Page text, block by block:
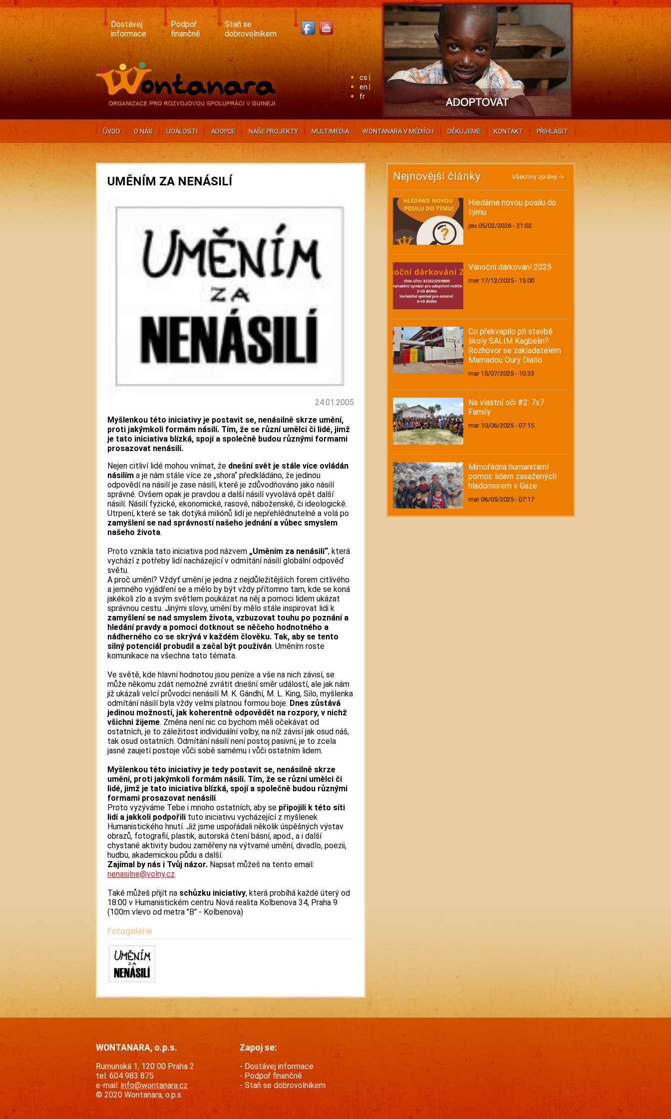
Skip
to
content
Dostávej
informace
Podpoř
finančně
Staň se
dobrovolníkem
cs
en
fr
ÚVOD O NÁS UDÁLOSTI ADOPCE NAŠE PROJEKTY MULTIMÉDIA WONTANARA V MÉDIÍCH DĚKUJEME KONTAKT PŘIHLÁSIT
UMĚNÍM ZA NENÁSILÍ
24.01.2005
Myšlenkou této iniciativy je postavit se, nenásilně skrze umění,
proti jakýmkoli formám násilí. Tím, že se různí umělci či lidé, jimž
je tato iniciativa blízká, spojí a společně budou různými formami
prosazovat nenásilí.
Nejen citliví lidé mohou vnímat, že dnešní svět je stále více ovládán
násilím a je nám stále více ze „shora“ předkládáno, že jedinou
odpovědí na násilí je zase násilí, které je zdůvodňováno jako násilí
správné. Ovšem opak je pravdou a další násilí vyvolává opět další
násilí. Násilí fyzické, ekonomické, rasové, náboženské, či ideologické.
Utrpení, které se tak dotýká miliónů lidí je nepřehlédnutelné a volá po
zamyšlení se nad správností našeho jednání a vůbec smyslem
našeho života.
Proto vznikla tato iniciativa pod názvem „Uměním za nenásilí“, která
vychází z potřeby lidí nacházející v odmítání násilí globální odpověď
světu.
A proč umění? Vždyť umění je jedna z nejdůležitějších forem citlivého
a jemného vyjádření se a mělo by být vždy přítomno tam, kde se koná
jakékoli zlo a svým světlem poukázat na něj a pomoci lidem ukázat
správnou cestu. Jinými slovy, umění by mělo stále inspirovat lidi k
zamyšlení se nad smyslem života, vzbuzovat touhu po poznání a
hledání pravdy a pomoci dotknout se něčeho hodnotného a
nádherného co se skrývá v každém člověku. Tak, aby se tento
silný potenciál probudil a začal být používán. Uměním roste
komunikace na všechna tato témata.
Ve světě, kde hlavní hodnotou jsou peníze a vše na nich závisí, se
může někomu zdát nemožné zvrátit dnešní směr událostí, ale jak nám
již ukázali velcí průvodci nenásilí M. K. Gándhí, M. L. King, Silo, myšlenka
odmítání násilí byla vždy velmi platnou formou boje. Dnes zůstává
jedinou možností, jak koherentně odpovědět na rozpory, v nichž
všichni žijeme. Změna není nic co bychom měli očekávat od
ostatních, je to záležitost individuální volby, na níž závisí jak osud náš,
tak osud ostatních. Odmítání násilí není postoj pasivní, je to zcela
jasné zaujetí postoje vůči sobě samému i vůči ostatním lidem.
Myšlenkou této iniciativy je tedy postavit se, nenásilně skrze
umění, proti jakýmkoli formám násilí. Tím, že se různí umělci či
lidé, jimž je tato iniciativa blízká, spojí a společně budou různými
formami prosazovat nenásilí.
Proto vyzýváme Tebe i mnoho ostatních, aby se připojili k této síti
lidí a jakkoli podpořili tuto iniciativu vycházející z myšlenek
Humanistického hnutí. Již jsme uspořádali několik úspěšných výstav
obrazů, fotografií, plastik, autorská čtení básní, apod., a i další
chystané aktivity budou zaměřeny na výtvarné umění, divadlo, poezii,
hudbu, akademickou půdu a další.
Zajímal by nás i Tvůj názor. Napsat můžeš na tento email:
nenasilne@volny.cz
Také můžeš přijít na schůzku iniciativy, která probíhá každé úterý od
18:00 v Humanistickém centru Nová realita Kolbenova 34, Praha 9
(100m vlevo od metra "B" - Kolbenova)
Fotogalerie
Nejnovější články Všechny zprávy ->
Hledáme novou posilu do
týmu
jeu 05/02/2026 - 21:02
Vánoční dárkování 2025
mer 17/12/2025 - 15:00
Co překvapilo při stavbě
školy SALIM Kagbelin?
Rozhovor se zakladatelem
Mamadou Oury Diallo
mar 15/07/2025 - 10:33
Na vlastní oči #2: 7x7
Family
mar 10/06/2025 - 07:15
Mimořádná humanitární
pomoc lidem zasažených
hladomorem v Gaze
mar 06/05/2025 - 07:17
WONTANARA, o.p.s.
Rumunská 1, 120 00 Praha 2
tel. 604 983 875
e-mail: info@wontanara.cz
© 2020 Wontanara, o.p.s.
Zapoj se:
Dostávej informace
Podpoř finančně
Staň se dobrovolníkem